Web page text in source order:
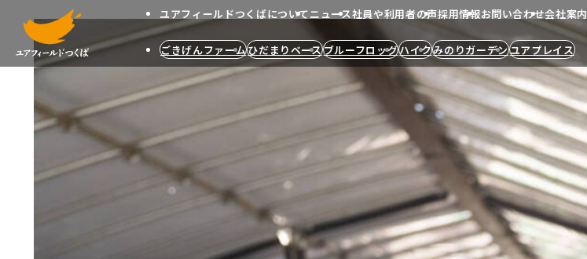
メインコンテンツへスキップするユアフィールドつくばについてニュース社員や利用者の声採用情報お問い合わせ会社案内
ごきげんファームひだまりベースブルーフロッグハイクみのりガーデンユアプレイス